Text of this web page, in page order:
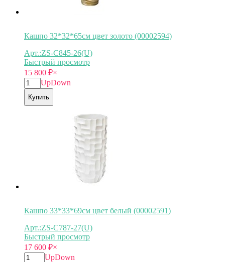
Кашпо 32*32*65см цвет золото (00002594)
Арт.:ZS-C845-26(U)
Быстрый просмотр
15 800 ₽×
UpDown
Купить
Кашпо 33*33*69см цвет белый (00002591)
Арт.:ZS-C787-27(U)
Быстрый просмотр
17 600 ₽×
UpDown